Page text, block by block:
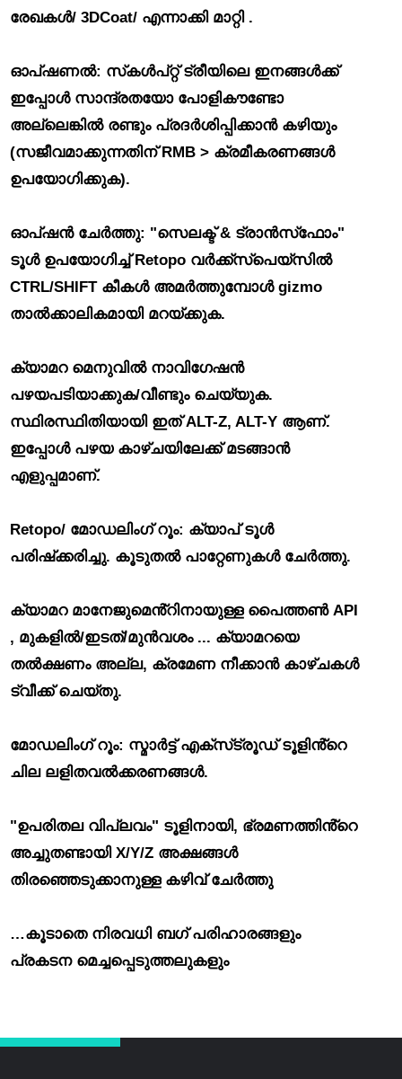
രേഖകൾ/ 3DCoat/ എന്നാക്കി മാറ്റി.
ഓപ്ഷണൽ: സ്‌കൾപ്റ്റ് ട്രീയിലെ ഇനങ്ങൾക്ക്
ഇപ്പോൾ സാന്ദ്രതയോ പോളികൗണ്ടോ
അല്ലെങ്കിൽ രണ്ടും പ്രദർശിപ്പിക്കാൻ കഴിയും
(സജീവമാക്കുന്നതിന് RMB > ക്രമീകരണങ്ങൾ
ഉപയോഗിക്കുക).
ഓപ്‌ഷൻ ചേർത്തു: "സെലക്ട് & ട്രാൻസ്‌ഫോം"
ടൂൾ ഉപയോഗിച്ച് Retopo വർക്ക്‌സ്‌പെയ്‌സിൽ
CTRL/SHIFT കീകൾ അമർത്തുമ്പോൾ gizmo
താൽക്കാലികമായി മറയ്‌ക്കുക.
ക്യാമറ മെനുവിൽ നാവിഗേഷൻ
പഴയപടിയാക്കുക/വീണ്ടും ചെയ്യുക.
സ്ഥിരസ്ഥിതിയായി ഇത് ALT-Z, ALT-Y ആണ്.
ഇപ്പോൾ പഴയ കാഴ്ചയിലേക്ക് മടങ്ങാൻ
എളുപ്പമാണ്.
Retopo/ മോഡലിംഗ് റൂം: ക്യാപ് ടൂൾ
പരിഷ്‌ക്കരിച്ചു. കൂടുതൽ പാറ്റേണുകൾ ചേർത്തു.
ക്യാമറ മാനേജുമെൻ്റിനായുള്ള പൈത്തൺ API
, മുകളിൽ/ഇടത്/മുൻവശം ... ക്യാമറയെ
തൽക്ഷണം അല്ല, ക്രമേണ നീക്കാൻ കാഴ്ചകൾ
ട്വീക്ക് ചെയ്തു.
മോഡലിംഗ് റൂം: സ്മാർട്ട് എക്‌സ്‌ട്രൂഡ് ടൂളിൻ്റെ
ചില ലളിതവൽക്കരണങ്ങൾ.
"ഉപരിതല വിപ്ലവം" ടൂളിനായി, ഭ്രമണത്തിൻ്റെ
അച്ചുതണ്ടായി X/Y/Z അക്ഷങ്ങൾ
തിരഞ്ഞെടുക്കാനുള്ള കഴിവ് ചേർത്തു
…കൂടാതെ നിരവധി ബഗ് പരിഹാരങ്ങളും
പ്രകടന മെച്ചപ്പെടുത്തലുകളും